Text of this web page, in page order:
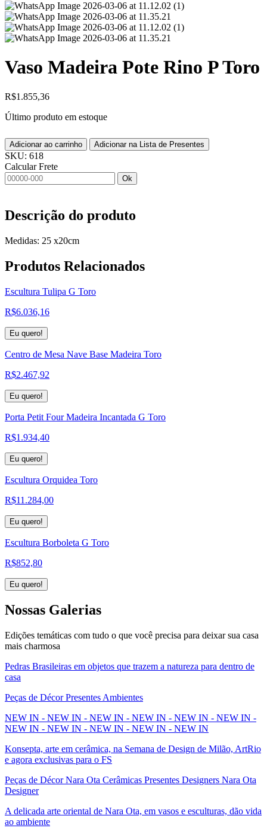
Vaso Madeira Pote Rino P Toro
R$1.855,36
Último produto em estoque
Adicionar ao carrinho Adicionar na Lista de Presentes
SKU: 618
Calcular Frete
Ok
Descrição do produto
Medidas: 25 x20cm
Produtos Relacionados
Escultura Tulipa G Toro
R$6.036,16
Eu quero!
Centro de Mesa Nave Base Madeira Toro
R$2.467,92
Eu quero!
Porta Petit Four Madeira Incantada G Toro
R$1.934,40
Eu quero!
Escultura Orquidea Toro
R$11.284,00
Eu quero!
Escultura Borboleta G Toro
R$852,80
Eu quero!
Nossas Galerias
Edições temáticas com tudo o que você precisa para deixar sua casa
mais charmosa
Pedras Brasileiras em objetos que trazem a natureza para dentro de
casa
Peças de Décor Presentes Ambientes
NEW IN - NEW IN - NEW IN - NEW IN - NEW IN - NEW IN -
NEW IN - NEW IN - NEW IN - NEW IN - NEW IN
Konsepta, arte em cerâmica, na Semana de Design de Milão, ArtRio
e agora exclusivas para o FS
Peças de Décor Nara Ota Cerâmicas Presentes Designers Nara Ota
Designer
A delicada arte oriental de Nara Ota, em vasos e esculturas, dão vida
ao ambiente